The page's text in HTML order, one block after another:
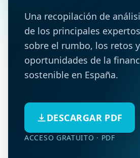
Una recopilación de
de los principales
sobre el rumbo, los retos
oportunidades de la
sostenible en España.
DESCARGAR PDF
ACCESO GRATUITO · PDF